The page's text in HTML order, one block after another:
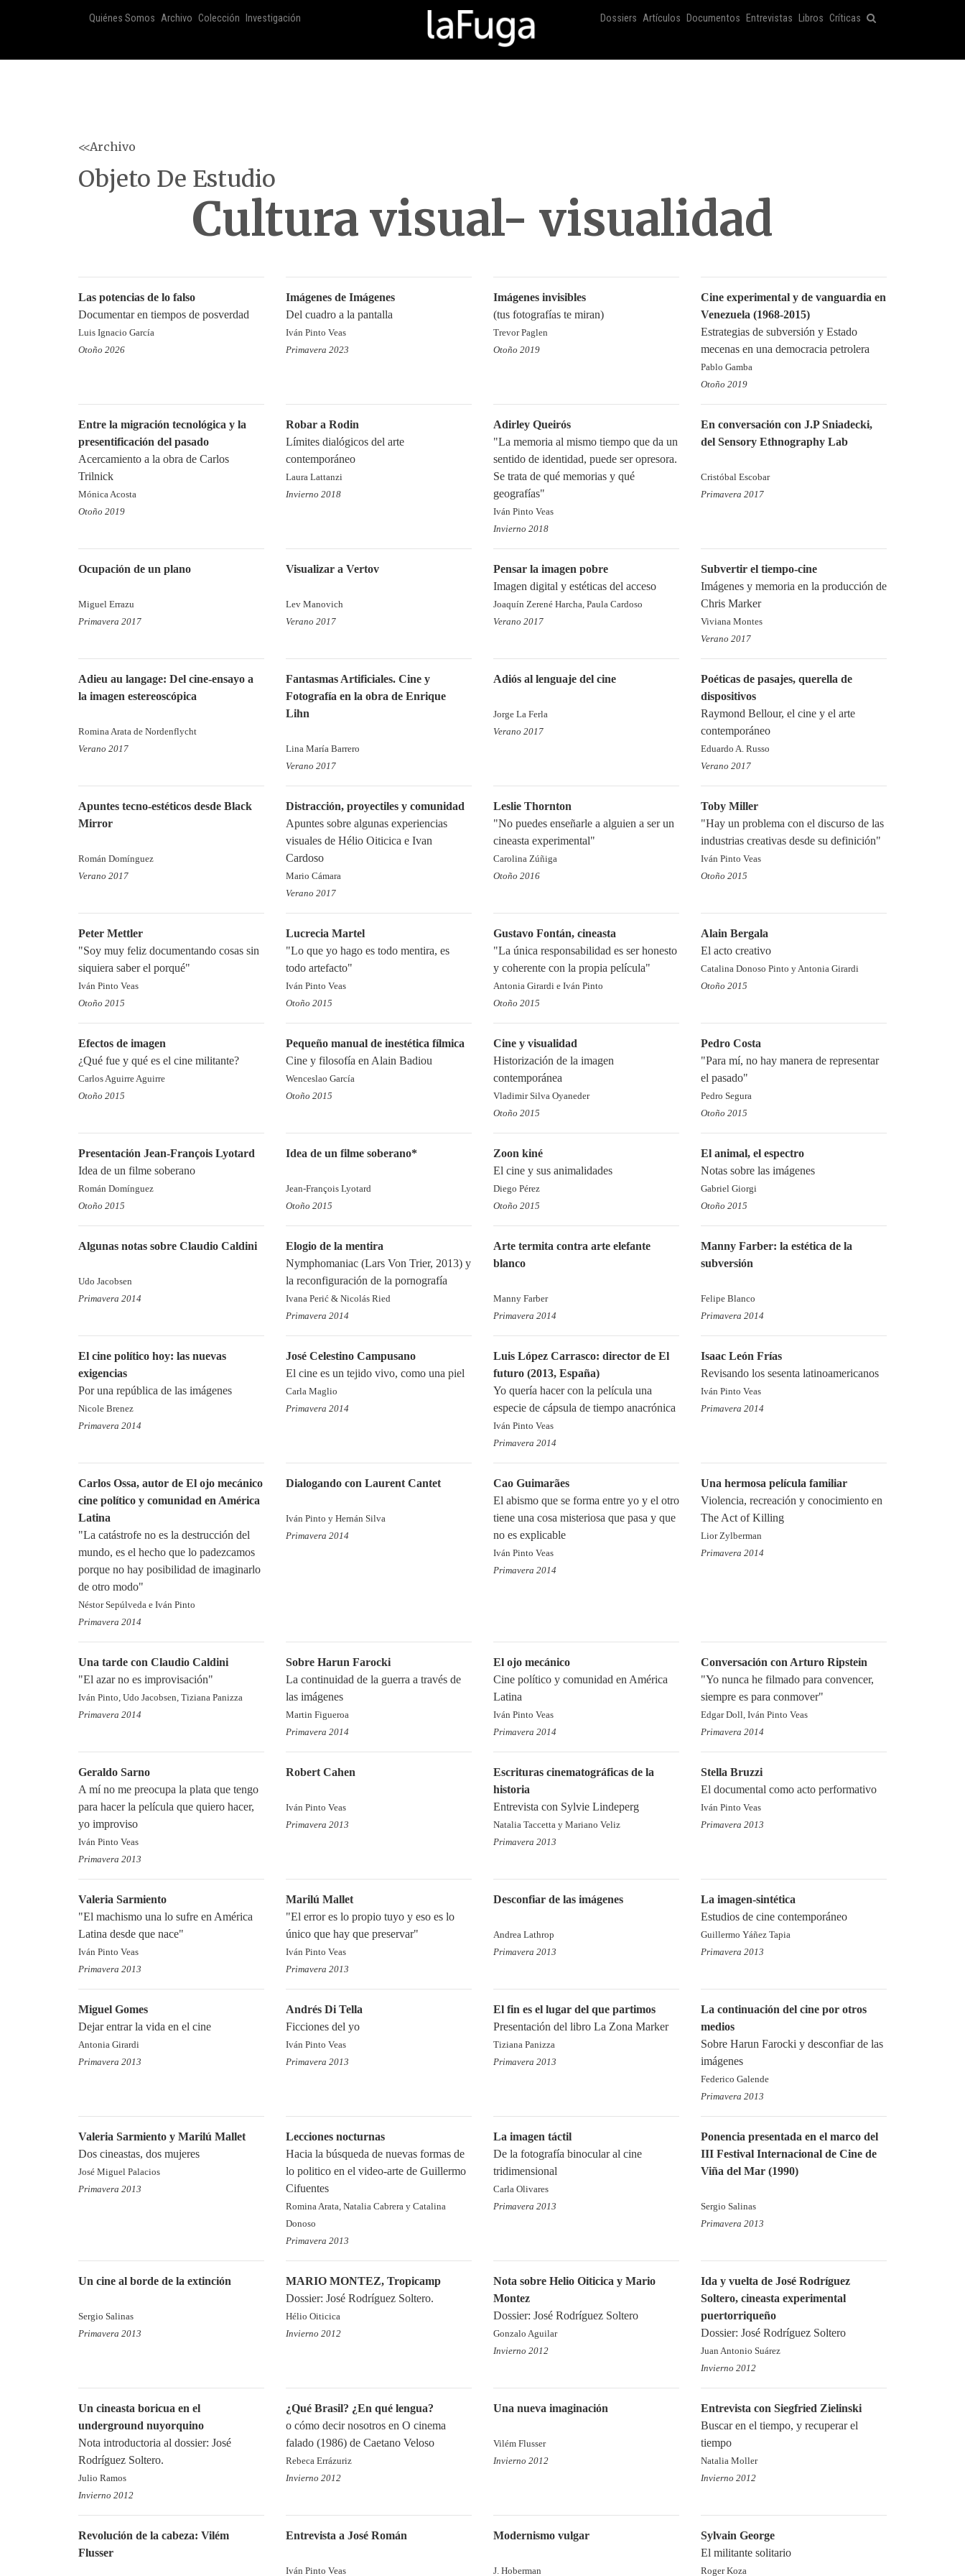
Quiénes Somos Archivo Colección Investigación Dossiers Artículos Documentos Entrevistas Libros Críticas
<<Archivo
Objeto De Estudio
Cultura visual- visualidad
Las potencias de lo falso
Documentar en tiempos de posverdad
Luis Ignacio García
Otoño 2026
Imágenes de Imágenes
Del cuadro a la pantalla
Iván Pinto Veas
Primavera 2023
Imágenes invisibles
(tus fotografías te miran)
Trevor Paglen
Otoño 2019
Cine experimental y de vanguardia en
Venezuela (1968-2015)
Estrategias de subversión y Estado
mecenas en una democracia petrolera
Pablo Gamba
Otoño 2019
Entre la migración tecnológica y la
presentificación del pasado
Acercamiento a la obra de Carlos
Trilnick
Mónica Acosta
Otoño 2019
Robar a Rodin
Límites dialógicos del arte
contemporáneo
Laura Lattanzi
Invierno 2018
Adirley Queirós
"La memoria al mismo tiempo que da un
sentido de identidad, puede ser opresora.
Se trata de qué memorias y qué
geografías"
Iván Pinto Veas
Invierno 2018
En conversación con J.P Sniadecki,
del Sensory Ethnography Lab
Cristóbal Escobar
Primavera 2017
Ocupación de un plano
Miguel Errazu
Primavera 2017
Visualizar a Vertov
Lev Manovich
Verano 2017
Pensar la imagen pobre
Imagen digital y estéticas del acceso
Joaquín Zerené Harcha, Paula Cardoso
Verano 2017
Subvertir el tiempo-cine
Imágenes y memoria en la producción de
Chris Marker
Viviana Montes
Verano 2017
Adieu au langage: Del cine-ensayo a
la imagen estereoscópica
Romina Arata de Nordenflycht
Verano 2017
Fantasmas Artificiales. Cine y
Fotografía en la obra de Enrique
Lihn
Lina María Barrero
Verano 2017
Adiós al lenguaje del cine
Jorge La Ferla
Verano 2017
Poéticas de pasajes, querella de
dispositivos
Raymond Bellour, el cine y el arte
contemporáneo
Eduardo A. Russo
Verano 2017
Apuntes tecno-estéticos desde Black
Mirror
Román Domínguez
Verano 2017
Distracción, proyectiles y comunidad
Apuntes sobre algunas experiencias
visuales de Hélio Oiticica e Ivan
Cardoso
Mario Cámara
Verano 2017
Leslie Thornton
"No puedes enseñarle a alguien a ser un
cineasta experimental"
Carolina Zúñiga
Otoño 2016
Toby Miller
"Hay un problema con el discurso de las
industrias creativas desde su definición"
Iván Pinto Veas
Otoño 2015
Peter Mettler
"Soy muy feliz documentando cosas sin
siquiera saber el porqué"
Iván Pinto Veas
Otoño 2015
Lucrecia Martel
"Lo que yo hago es todo mentira, es
todo artefacto"
Iván Pinto Veas
Otoño 2015
Gustavo Fontán, cineasta
"La única responsabilidad es ser honesto
y coherente con la propia película"
Antonia Girardi e Iván Pinto
Otoño 2015
Alain Bergala
El acto creativo
Catalina Donoso Pinto y Antonia Girardi
Otoño 2015
Efectos de imagen
¿Qué fue y qué es el cine militante?
Carlos Aguirre Aguirre
Otoño 2015
Pequeño manual de inestética fílmica
Cine y filosofía en Alain Badiou
Wenceslao García
Otoño 2015
Cine y visualidad
Historización de la imagen
contemporánea
Vladimir Silva Oyaneder
Otoño 2015
Pedro Costa
"Para mí, no hay manera de representar
el pasado"
Pedro Segura
Otoño 2015
Presentación Jean-François Lyotard
Idea de un filme soberano
Román Domínguez
Otoño 2015
Idea de un filme soberano*
Jean-François Lyotard
Otoño 2015
Zoon kiné
El cine y sus animalidades
Diego Pérez
Otoño 2015
El animal, el espectro
Notas sobre las imágenes
Gabriel Giorgi
Otoño 2015
Algunas notas sobre Claudio Caldini
Udo Jacobsen
Primavera 2014
Elogio de la mentira
Nymphomaniac (Lars Von Trier, 2013) y
la reconfiguración de la pornografía
Ivana Perić & Nicolás Ried
Primavera 2014
Arte termita contra arte elefante
blanco
Manny Farber
Primavera 2014
Manny Farber: la estética de la
subversión
Felipe Blanco
Primavera 2014
El cine político hoy: las nuevas
exigencias
Por una república de las imágenes
Nicole Brenez
Primavera 2014
José Celestino Campusano
El cine es un tejido vivo, como una piel
Carla Maglio
Primavera 2014
Luis López Carrasco: director de El
futuro (2013, España)
Yo quería hacer con la película una
especie de cápsula de tiempo anacrónica
Iván Pinto Veas
Primavera 2014
Isaac León Frías
Revisando los sesenta latinoamericanos
Iván Pinto Veas
Primavera 2014
Carlos Ossa, autor de El ojo mecánico
cine político y comunidad en América
Latina
"La catástrofe no es la destrucción del
mundo, es el hecho que lo padezcamos
porque no hay posibilidad de imaginarlo
de otro modo"
Néstor Sepúlveda e Iván Pinto
Primavera 2014
Dialogando con Laurent Cantet
Iván Pinto y Hernán Silva
Primavera 2014
Cao Guimarães
El abismo que se forma entre yo y el otro
tiene una cosa misteriosa que pasa y que
no es explicable
Iván Pinto Veas
Primavera 2014
Una hermosa película familiar
Violencia, recreación y conocimiento en
The Act of Killing
Lior Zylberman
Primavera 2014
Una tarde con Claudio Caldini
"El azar no es improvisación"
Iván Pinto, Udo Jacobsen, Tiziana Panizza
Primavera 2014
Sobre Harun Farocki
La continuidad de la guerra a través de
las imágenes
Martin Figueroa
Primavera 2014
El ojo mecánico
Cine político y comunidad en América
Latina
Iván Pinto Veas
Primavera 2014
Conversación con Arturo Ripstein
"Yo nunca he filmado para convencer,
siempre es para conmover"
Edgar Doll, Iván Pinto Veas
Primavera 2014
Geraldo Sarno
A mí no me preocupa la plata que tengo
para hacer la película que quiero hacer,
yo improviso
Iván Pinto Veas
Primavera 2013
Robert Cahen
Iván Pinto Veas
Primavera 2013
Escrituras cinematográficas de la
historia
Entrevista con Sylvie Lindeperg
Natalia Taccetta y Mariano Veliz
Primavera 2013
Stella Bruzzi
El documental como acto performativo
Iván Pinto Veas
Primavera 2013
Valeria Sarmiento
"El machismo una lo sufre en América
Latina desde que nace"
Iván Pinto Veas
Primavera 2013
Marilú Mallet
"El error es lo propio tuyo y eso es lo
único que hay que preservar"
Iván Pinto Veas
Primavera 2013
Desconfiar de las imágenes
Andrea Lathrop
Primavera 2013
La imagen-sintética
Estudios de cine contemporáneo
Guillermo Yáñez Tapia
Primavera 2013
Miguel Gomes
Dejar entrar la vida en el cine
Antonia Girardi
Primavera 2013
Andrés Di Tella
Ficciones del yo
Iván Pinto Veas
Primavera 2013
El fin es el lugar del que partimos
Presentación del libro La Zona Marker
Tiziana Panizza
Primavera 2013
La continuación del cine por otros
medios
Sobre Harun Farocki y desconfiar de las
imágenes
Federico Galende
Primavera 2013
Valeria Sarmiento y Marilú Mallet
Dos cineastas, dos mujeres
José Miguel Palacios
Primavera 2013
Lecciones nocturnas
Hacia la búsqueda de nuevas formas de
lo politico en el video-arte de Guillermo
Cifuentes
Romina Arata, Natalia Cabrera y Catalina
Donoso
Primavera 2013
La imagen táctil
De la fotografía binocular al cine
tridimensional
Carla Olivares
Primavera 2013
Ponencia presentada en el marco del
III Festival Internacional de Cine de
Viña del Mar (1990)
Sergio Salinas
Primavera 2013
Un cine al borde de la extinción
Sergio Salinas
Primavera 2013
MARIO MONTEZ, Tropicamp
Dossier: José Rodríguez Soltero.
Hélio Oiticica
Invierno 2012
Nota sobre Helio Oiticica y Mario
Montez
Dossier: José Rodríguez Soltero
Gonzalo Aguilar
Invierno 2012
Ida y vuelta de José Rodríguez
Soltero, cineasta experimental
puertorriqueño
Dossier: José Rodríguez Soltero
Juan Antonio Suárez
Invierno 2012
Un cineasta boricua en el
underground nuyorquino
Nota introductoria al dossier: José
Rodríguez Soltero.
Julio Ramos
Invierno 2012
¿Qué Brasil? ¿En qué lengua?
o cómo decir nosotros en O cinema
falado (1986) de Caetano Veloso
Rebeca Errázuriz
Invierno 2012
Una nueva imaginación
Vilém Flusser
Invierno 2012
Entrevista con Siegfried Zielinski
Buscar en el tiempo, y recuperar el
tiempo
Natalia Moller
Invierno 2012
Revolución de la cabeza: Vilém
Flusser
Entrevista a José Román
Iván Pinto Veas
Modernismo vulgar
J. Hoberman
Sylvain George
El militante solitario
Roger Koza